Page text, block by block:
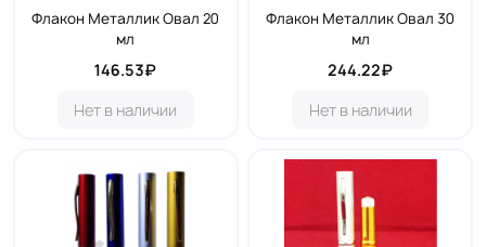
Флакон Металлик Овал 20
мл
146.53₽
Нет в наличии
Флакон Металлик Овал 30
мл
244.22₽
Нет в наличии